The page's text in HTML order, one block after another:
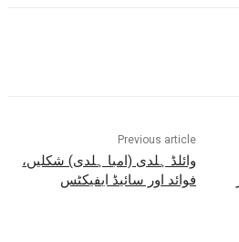
Previous article
وائلڈ ہلدی (امبا ہلدی) شکلیں،
فوائد اور سائیڈ ایفیکٹس